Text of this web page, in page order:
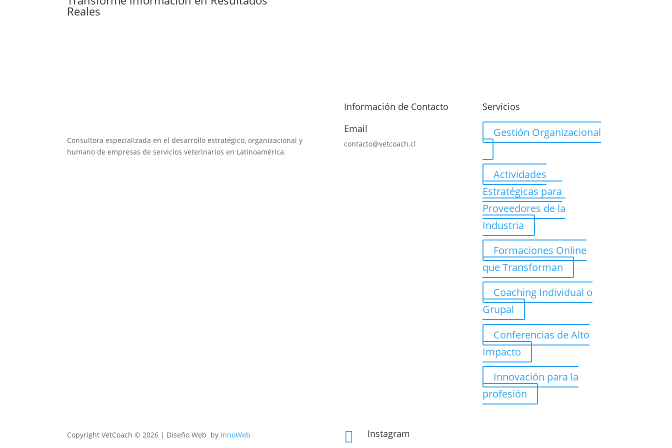
Reales
Consultora especializada en el desarrollo estratégico, organizacional y
humano de empresas de servicios veterinarios en Latinoamérica.
Información de Contacto
Email
contacto@vetcoach.cl
Servicios
Gestión Organizacional
Actividades
Estratégicas para
Proveedores de la
Industria
Formaciones Online
que Transforman
Coaching Individual o
Grupal
Conferencias de Alto
Impacto
Innovación para la
profesión
Copyright VetCoach © 2026 | Diseño Web by InnoWeb  Instagram